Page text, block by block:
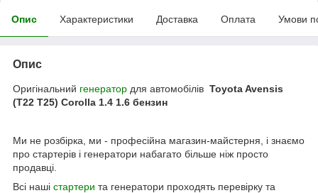
Опис Характеристики Доставка Оплата Умови
Опис
Оригінальний генератор для автомобілів Toyota Avensis
(T22 T25) Corolla 1.4 1.6 бензин
Ми не розбірка, ми - професійна магазин-майстерня, і знаємо
про стартерів і генератори набагато більше ніж просто
продавці.
Всі наші стартери та генератори проходять перевірку та